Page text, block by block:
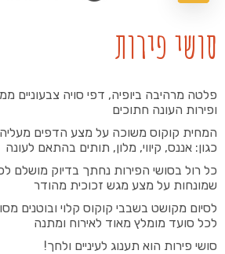
סושי פירות
פלטה מרהיבה ביופיה, דפי סויה צבעוניים
ופירות העונה חתוכים
המחית קוקוס משוכה על מצע הדפים
כגון: אננס, קיווי, מלון, תותים בהתאם לעונה
כל רול בסושי הפירות נחתך בדיוק מושלם
שמונחות על מצע מגש זכוכית מהודר
לסיום מקושט בשבבי קוקוס קלוי ובוטנים
לכל סועד מומלץ מאוד לאירוח ומתנה
סושי פירות הוא תענוג לעיניים ולחך!